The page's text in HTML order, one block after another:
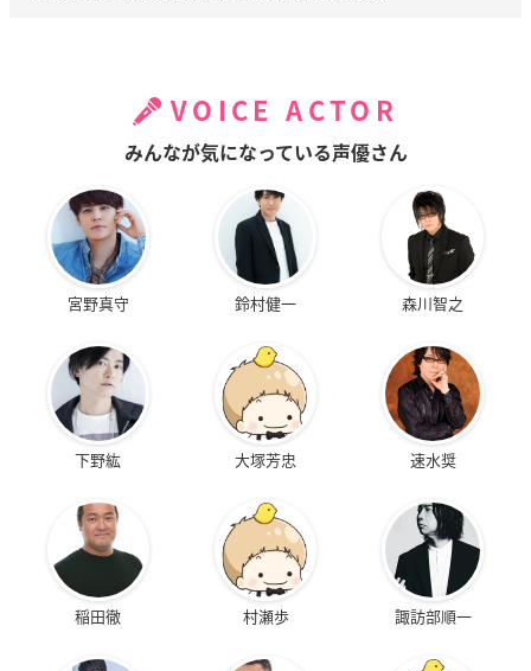
VOICE ACTOR
みんなが気になっている声優さん
宮野真守 鈴村健一 森川智之
下野紘 大塚芳忠 速水奨
稲田徹 村瀬歩 諏訪部順一